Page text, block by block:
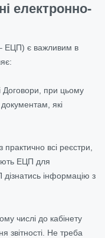
електронно-
ЕЦП) є важливим в
Договори, при цьому
які
всі реєстри,
ЕЦП для
інформацію з
числі до кабінету
звітності. Не треба